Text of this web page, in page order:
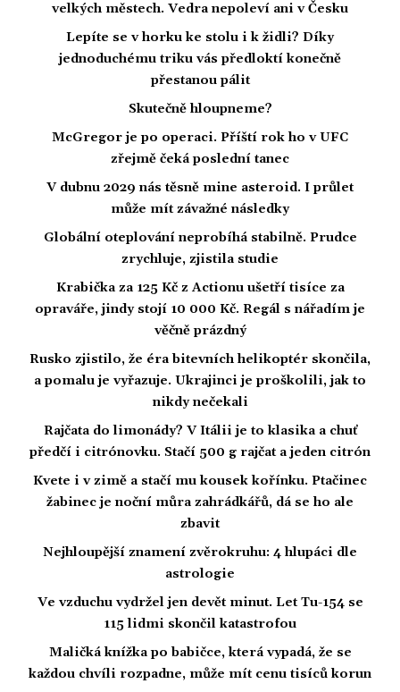
velkých městech. Vedra nepoleví ani v Česku
Lepíte se v horku ke stolu i k židli? Díky
jednoduchému triku vás předloktí konečně
přestanou pálit
Skutečně hloupneme?
McGregor je po operaci. Příští rok ho v UFC
zřejmě čeká poslední tanec
V dubnu 2029 nás těsně mine asteroid. I průlet
může mít závažné následky
Globální oteplování neprobíhá stabilně. Prudce
zrychluje, zjistila studie
Krabička za 125 Kč z Actionu ušetří tisíce za
opraváře, jindy stojí 10 000 Kč. Regál s nářadím je
věčně prázdný
Rusko zjistilo, že éra bitevních helikoptér skončila,
a pomalu je vyřazuje. Ukrajinci je proškolili, jak to
nikdy nečekali
Rajčata do limonády? V Itálii je to klasika a chuť
předčí i citrónovku. Stačí 500 g rajčat a jeden citrón
Kvete i v zimě a stačí mu kousek kořínku. Ptačinec
žabinec je noční můra zahrádkářů, dá se ho ale
zbavit
Nejhloupější znamení zvěrokruhu: 4 hlupáci dle
astrologie
Ve vzduchu vydržel jen devět minut. Let Tu-154 se
115 lidmi skončil katastrofou
Maličká knížka po babičce, která vypadá, že se
každou chvíli rozpadne, může mít cenu tisíců korun